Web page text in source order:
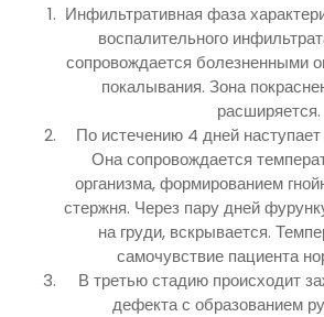
Инфильтративная фаза
воспалительного
сопровождается болезненными
покалывания. Зона
расширяется.
По истечению 4 дней наступает
Она сопровождается
организма, формированием
стержня. Через пару дней
на груди, вскрывается.
самочувствие пациента
В третью стадию происходит
дефекта с образованием